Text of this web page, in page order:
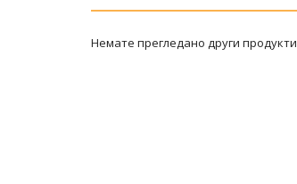
Немате прегледано други продукти